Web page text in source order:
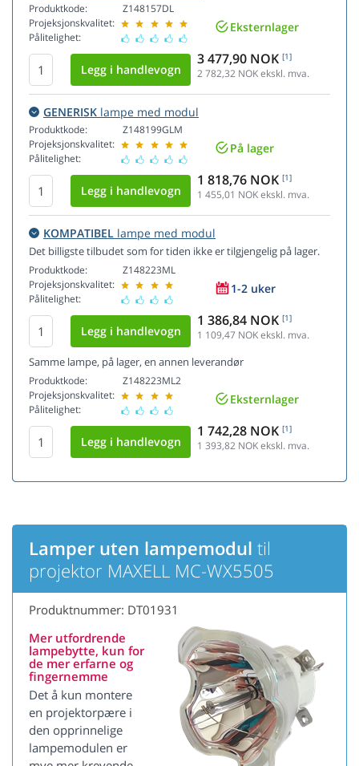
Produktkode:
Projeksjonskvalitet:
Pålitelighet:
Z148157DL
Eksternlager
3 477,90 NOK [1]
2 782,32 NOK ekskl. mva.
GENERISK lampe med modul
Produktkode:
Projeksjonskvalitet:
Pålitelighet:
Z148199GLM
På lager
1 818,76 NOK [1]
1 455,01 NOK ekskl. mva.
KOMPATIBEL lampe med modul
Det billigste tilbudet som for tiden ikke er tilgjengelig på lager.
Produktkode:
Projeksjonskvalitet:
Pålitelighet:
Z148223ML
1-2 uker
1 386,84 NOK [1]
1 109,47 NOK ekskl. mva.
Samme lampe, på lager, en annen leverandør
Produktkode:
Projeksjonskvalitet:
Pålitelighet:
Z148223ML2
Eksternlager
1 742,28 NOK [1]
1 393,82 NOK ekskl. mva.
Lamper uten lampemodul til
projektor MAXELL MC-WX5505
Produktnummer: DT01931
Mer utfordrende
lampebytte, kun for
de mer erfarne og
fingernemme
Det å kun montere
en projektorpære i
den opprinnelige
lampemodulen er